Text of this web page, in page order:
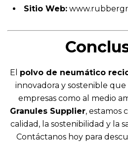
Sitio Web:
El polvo de neumático
innovadora y sostenible
empresas como al medio
Granules Supplier, estamos
calidad, la sostenibilidad y la
Contáctanos hoy para